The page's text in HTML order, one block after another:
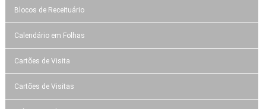
Blocos de Receituário
Calendário em Folhas
Cartões de Visita
Cartões de Visitas